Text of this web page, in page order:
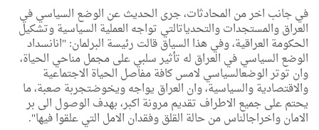
فيجانب اخرمن المحادثات،جرى الحديثعن الوضع السياسيفي
العراقوالمستجداتوالتحدياتالتي تواجه العملية السياسيةوتشكيل
الحكومة العراقية،وفي هذا السياققالت رئيسة البرلمان: "انانسداد
الوضع السياسيفي العراق له تأثيرسلبيعلىمجملمناحي الحياة،
وان توترالوضعالسياسيلامسكافةمفاصل الحياة الاجتماعية
والاقتصاديةوالسياسية،وان العراق يواجهويخوضتجربة صعبة،ما
يحتمعلىجميع الاطراف تقديممرونة اكبر،بهدف الوصول الى بر
الامانواخراجالناسمنحالة القلقوفقدان الامل التيعلقوافيها".